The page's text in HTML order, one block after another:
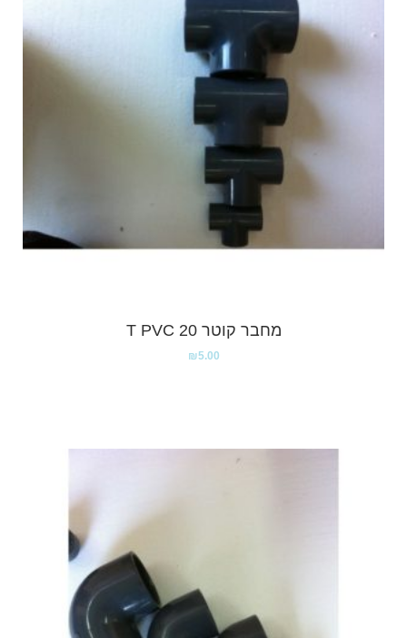
מחבר קוטר T PVC 20
₪5.00